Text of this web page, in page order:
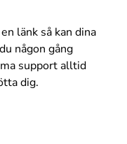
länk så kan dina
någon gång
support alltid
dig.